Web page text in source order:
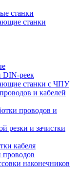
станки
станки
DIN-реек
станки с ЧПУ
и кабелей
проводов и
резки и зачистки
кабеля
проводов
наконечников